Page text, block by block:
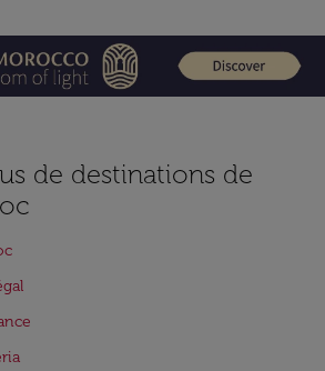
de destinations de